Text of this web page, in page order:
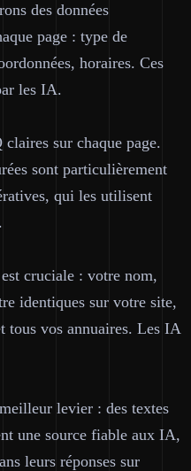
des données
page : type de
horaires. Ces
les IA.
sur chaque page.
sont particulièrement
qui les utilisent
cruciale : votre nom,
identiques sur votre site,
tous vos annuaires. Les IA
levier : des textes
une source fiable aux IA,
leurs réponses sur